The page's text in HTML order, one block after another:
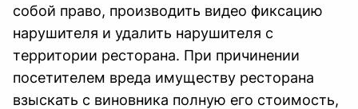
собой право, производить видео фиксацию
нарушителя и удалить нарушителя с
территории ресторана. При причинении
посетителем вреда имуществу ресторана
взыскать с виновника полную его стоимость,